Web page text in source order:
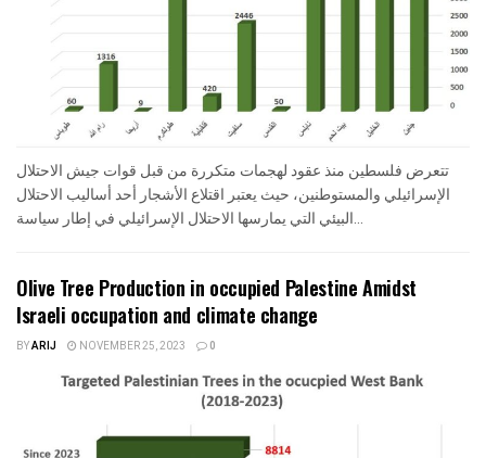
تتعرض فلسطين منذ عقود لهجمات متكررة من قبل قوات جيش الاحتلال
الإسرائيلي والمستوطنين، حيث يعتبر اقتلاع الأشجار أحد أساليب الاحتلال
البيئي التي يمارسها الاحتلال الإسرائيلي في إطار سياسة...
Olive Tree Production in occupied Palestine Amidst
Israeli occupation and climate change
BYARIJ NOVEMBER 25, 2023 0